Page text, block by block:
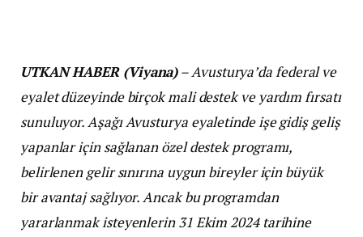
UTKAN HABER (Viyana)– Avusturya’da federal ve
eyalet düzeyinde birçok mali destek ve yardım fırsatı
sunuluyor. Aşağı Avusturya eyaletinde işe gidiş geliş
yapanlar için sağlanan özel destek programı,
belirlenen gelir sınırına uygun bireyler için büyük
bir avantaj sağlıyor. Ancak bu programdan
yararlanmak isteyenlerin 31 Ekim 2024 tarihine